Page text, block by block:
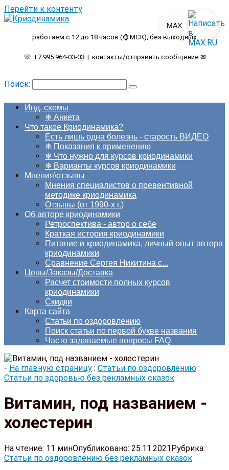
Перейти к контенту
работаем с 12 до 18 часов (⌚ МСК), без выходных
☏ +7 995 964-03-03| контакты/отправить сообщение ✉
Поиск:
Инд. схемы
❄ Анкета
Что такое Криодинамика?
Есть лишь одна болезнь - старость ВИДЕО
❄ Показания к применению
❄ Что нужно для курсов криодинамики
❄ Варианты курсов криодинамики
Мнения\отзывы
Мнения специалистов о превентивной
методике криодинамика
Отзывы (от 1990-х г.)
Об авторе криодинамики
Ретроспектива - автор о себе
Краткая история криодинамики
Питание и криодинамика, личный опыт автора
криодинамики
Сравнение Сергея Никитина с...
Цены/Заказы/Доставка
Расчет стоимости полных курсов
криодинамики
Скидки
Карта сайта
Статьи по оздоровлению
Поиск статьи по первой букве названия
Часто задаваемые вопросы FAQ
- На главную страницу : Статьи по оздоровлению :
Статьи по здоровью без рекламных сказок
Витамин, под названием -
холестерин
На чтение: 11 минОпубликовано: 25.11.2021Рубрика:
Статьи по оздоровлению без рекламных сказок
MAX